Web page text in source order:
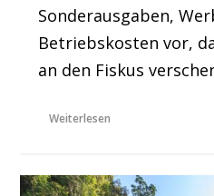
Sonderausgaben,
Betriebskosten vor,
an den Fiskus
Weiterlesen